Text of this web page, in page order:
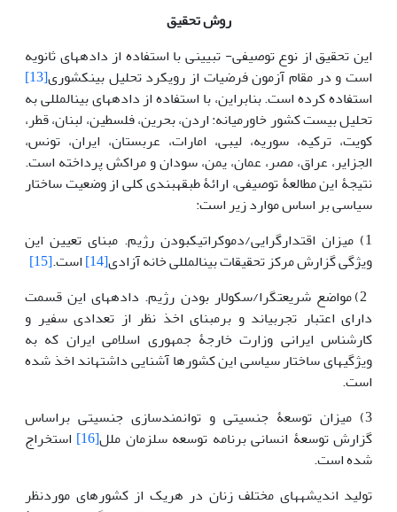
روش تحقیق
این تحقیق از نوع توصیفی- تبیینی با استفاده از داده­های ثانویه
است و در مقام آزمون فرضیات از رویکرد تحلیل بین­کشوری[13]
استفاده کرده است. بنابراین، با استفاده از داده­های بین­المللی به
تحلیل بیست کشور خاورمیانه: اردن، بحرین، فلسطین، لبنان، قطر،
کویت، ترکیه، سوریه، لیبی، امارات، عربستان، ایران، تونس،
الجزایر، عراق، مصر، عمان، یمن، سودان و مراکش پرداخته است.
نتیجۀ این مطالعۀ توصیفی، ارائۀ طبقه­بندی کلی از وضعیت ساختار
سیاسی بر اساس موارد زیر است:
1) میزان اقتدارگرایی/دموکراتیک‏بودن رژیم. مبنای تعیین این
ویژگی گزارش مرکز تحقیقات بین­المللی خانه آزادی[14] است.[15]
2) مواضع شریعت­گرا/سکولار بودن رژیم. داده­های این قسمت
دارای اعتبار تجربی­اند و برمبنای اخذ نظر از تعدادی سفیر و
کارشناس ایرانی وزارت خارجۀ جمهوری اسلامی ایران که به
ویژگی‏های ساختار سیاسی این کشورها آشنایی داشته‏اند اخذ شده
است.
3) میزان توسعۀ جنسیتی و توانمندسازی جنسیتی براساس
گزارش توسعۀ انسانی برنامه توسعه سلزمان ملل[16]
استخراج
شده است.
تولید اندیشه­های مختلف زنان در هریک از کشورهای موردنظر